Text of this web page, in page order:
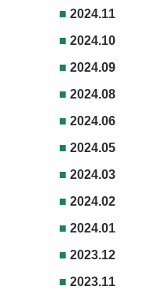
2024.11
2024.10
2024.09
2024.08
2024.06
2024.05
2024.03
2024.02
2024.01
2023.12
2023.11